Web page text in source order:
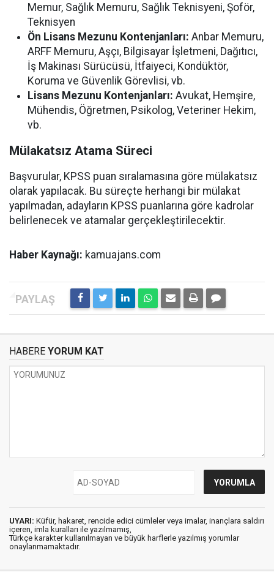
Memur, Sağlık Memuru, Sağlık Teknisyeni, Şoför,
Teknisyen
Ön Lisans Mezunu Kontenjanları: Anbar Memuru,
ARFF Memuru, Aşçı, Bilgisayar İşletmeni, Dağıtıcı,
İş Makinası Sürücüsü, İtfaiyeci, Kondüktör,
Koruma ve Güvenlik Görevlisi, vb.
Lisans Mezunu Kontenjanları: Avukat, Hemşire,
Mühendis, Öğretmen, Psikolog, Veteriner Hekim,
vb.
Mülakatsız Atama Süreci
Başvurular, KPSS puan sıralamasına göre mülakatsız
olarak yapılacak. Bu süreçte herhangi bir mülakat
yapılmadan, adayların KPSS puanlarına göre kadrolar
belirlenecek ve atamalar gerçekleştirilecektir.
Haber Kaynağı: kamuajans.com
HABERE YORUM KAT
UYARI: Küfür, hakaret, rencide edici cümleler veya imalar, inançlara saldırı
içeren, imla kuralları ile yazılmamış,
Türkçe karakter kullanılmayan ve büyük harflerle yazılmış yorumlar
onaylanmamaktadır.